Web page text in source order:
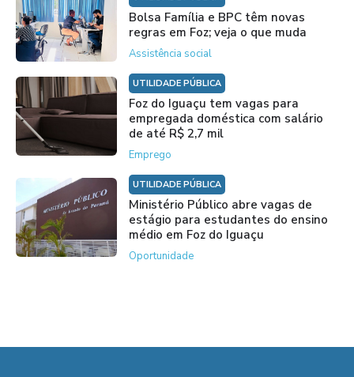
Bolsa Família e BPC têm novas
regras em Foz; veja o que muda
Assistência social
UTILIDADE PÚBLICA
Foz do Iguaçu tem vagas para
empregada doméstica com salário
de até R$ 2,7 mil
Emprego
UTILIDADE PÚBLICA
Ministério Público abre vagas de
estágio para estudantes do ensino
médio em Foz do Iguaçu
Oportunidade